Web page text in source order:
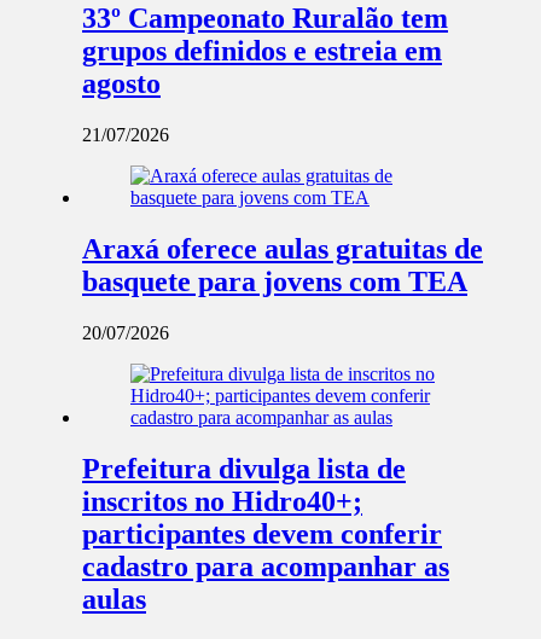
33º Campeonato Ruralão tem
grupos definidos e estreia em
agosto
21/07/2026
Araxá oferece aulas gratuitas de
basquete para jovens com TEA
20/07/2026
Prefeitura divulga lista de
inscritos no Hidro40+;
participantes devem conferir
cadastro para acompanhar as
aulas